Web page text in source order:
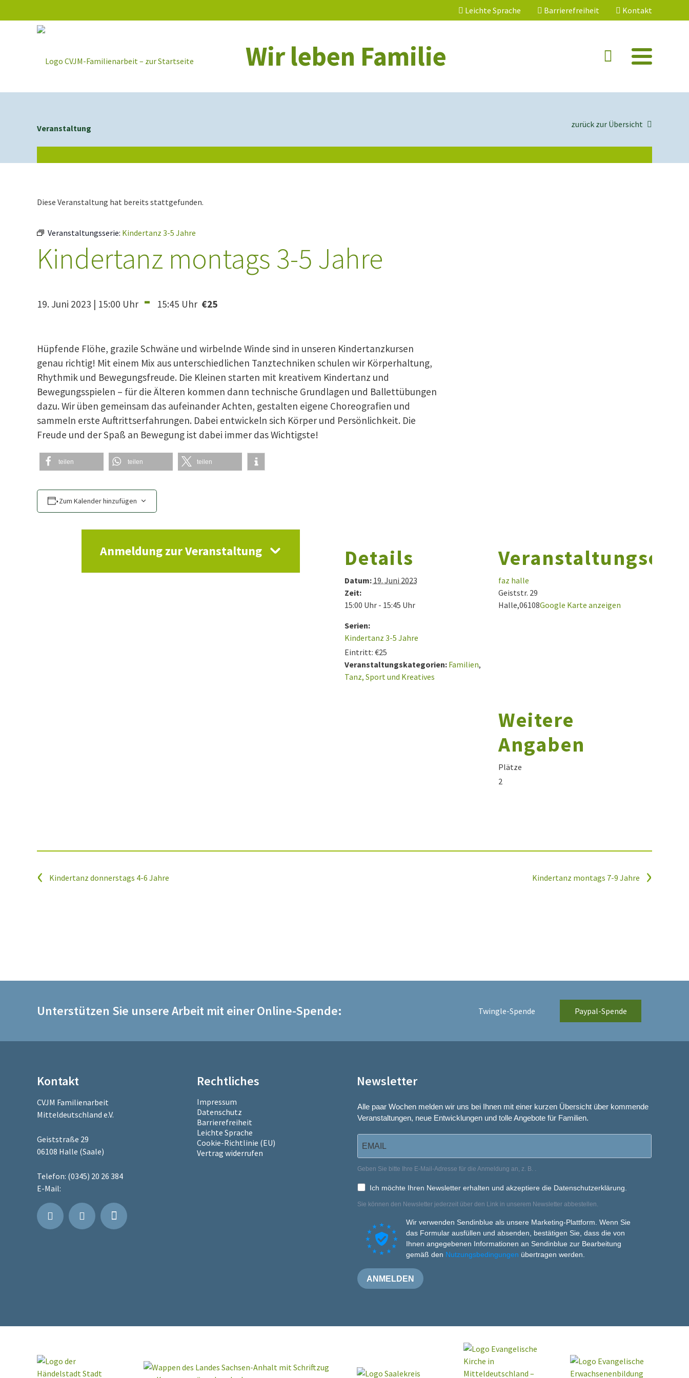
Leichte Sprache Barrierefreiheit Kontakt
Wir leben Familie
Veranstaltung zurück zur Übersicht
Diese Veranstaltung hat bereits stattgefunden.
Veranstaltungsserie: Kindertanz 3-5 Jahre
Kindertanz montags 3-5 Jahre
19. Juni 2023 | 15:00 Uhr - 15:45 Uhr €25
Hüpfende Flöhe, grazile Schwäne und wirbelnde Winde sind in unseren Kindertanzkursen
genau richtig! Mit einem Mix aus unterschiedlichen Tanztechniken schulen wir Körperhaltung,
Rhythmik und Bewegungsfreude. Die Kleinen starten mit kreativem Kindertanz und
Bewegungsspielen – für die Älteren kommen dann technische Grundlagen und Ballettübungen
dazu. Wir üben gemeinsam das aufeinander Achten, gestalten eigene Choreografien und
sammeln erste Auftrittserfahrungen. Dabei entwickeln sich Körper und Persönlichkeit. Die
Freude und der Spaß an Bewegung ist dabei immer das Wichtigste!
teilen teilen teilen
Zum Kalender hinzufügen
Anmeldung zur Veranstaltung Details
Datum: 19. Juni 2023
Zeit:
15:00 Uhr - 15:45 Uhr
Serien:
Kindertanz 3-5 Jahre
Eintritt: €25
Veranstaltungskategorien: Familien,
Tanz, Sport und Kreatives
Veranstaltungsort
faz halle
Geiststr. 29
Halle,06108Google Karte anzeigen
Weitere
Angaben
Plätze
2
Kindertanz donnerstags 4-6 Jahre Kindertanz montags 7-9 Jahre
Unterstützen Sie unsere Arbeit mit einer Online-Spende: Twingle-Spende Paypal-Spende
Kontakt
CVJM Familienarbeit
Mitteldeutschland e.V.
Geiststraße 29
06108 Halle (Saale)
Telefon: (0345) 20 26 384
E-Mail:
Rechtliches
Impressum
Datenschutz
Barrierefreiheit
Leichte Sprache
Cookie-Richtlinie (EU)
Vertrag widerrufen
Newsletter
Alle paar Wochen melden wir uns bei Ihnen mit einer kurzen Übersicht über kommende
Veranstaltungen, neue Entwicklungen und tolle Angebote für Familien.
Geben Sie bitte Ihre E-Mail-Adresse für die Anmeldung an, z. B. .
Ich möchte Ihren Newsletter erhalten und akzeptiere die Datenschutzerklärung.
Sie können den Newsletter jederzeit über den Link in unserem Newsletter abbestellen.
Wir verwenden Sendinblue als unsere Marketing-Plattform. Wenn Sie
das Formular ausfüllen und absenden, bestätigen Sie, dass die von
Ihnen angegebenen Informationen an Sendinblue zur Bearbeitung
gemäß den Nutzungsbedingungen übertragen werden.
ANMELDEN